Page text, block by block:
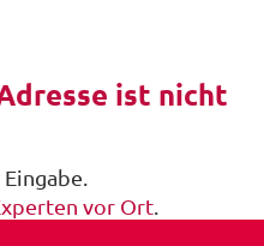
ist nicht
vor Ort.